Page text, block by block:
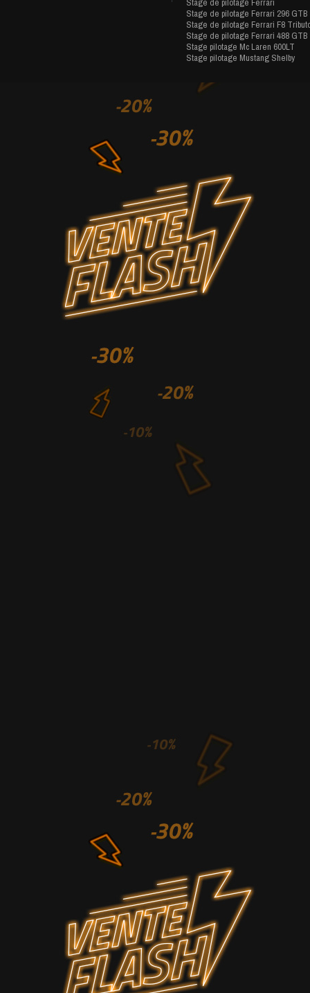
Stage de pilotage Ferrari 296 GTB
Stage de pilotage Ferrari F8
Stage de pilotage Ferrari 488 GTB
Stage pilotage Mc Laren 600LT
Stage pilotage Mustang Shelby